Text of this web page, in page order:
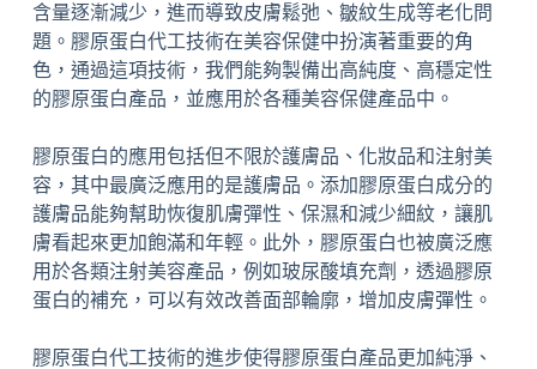
含量逐漸減少，進而導致皮膚鬆弛、皺紋生成等老化問
題。膠原蛋白代工技術在美容保健中扮演著重要的角
色，通過這項技術，我們能夠製備出高純度、高穩定性
的膠原蛋白產品，並應用於各種美容保健產品中。
膠原蛋白的應用包括但不限於護膚品、化妝品和注射美
容，其中最廣泛應用的是護膚品。添加膠原蛋白成分的
護膚品能夠幫助恢復肌膚彈性、保濕和減少細紋，讓肌
膚看起來更加飽滿和年輕。此外，膠原蛋白也被廣泛應
用於各類注射美容產品，例如玻尿酸填充劑，透過膠原
蛋白的補充，可以有效改善面部輪廓，增加皮膚彈性。
膠原蛋白代工技術的進步使得膠原蛋白產品更加純淨、